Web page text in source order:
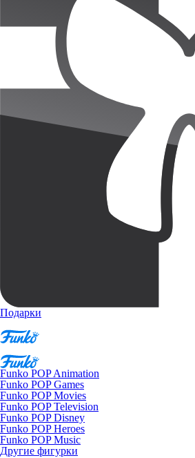
Подарки
Funko POP Animation
Funko POP Games
Funko POP Movies
Funko POP Television
Funko POP Disney
Funko POP Heroes
Funko POP Music
Другие фигурки